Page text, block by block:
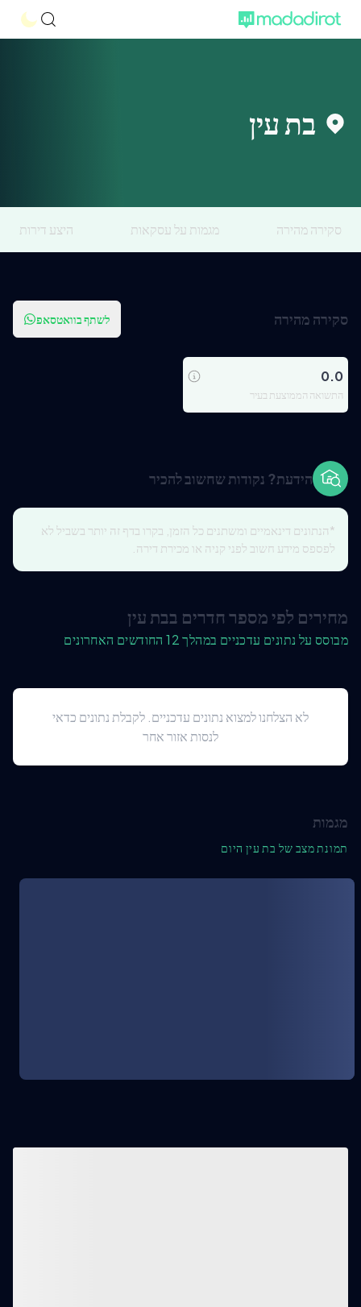
בת עין
סקירה מהירה מגמות על עסקאות היצע דירות
סקירה מהירה לשתף בוואטסאפ
0.0
התשואה הממוצעת בעיר
הידעת? נקודות שחשוב להכיר
*הנתונים דינאמיים ומשתנים כל הזמן, בקרו בדף זה יותר בשביל לא
לפספס מידע חשוב לפני קניה או מכירת דירה.
מחירים לפי מספר חדרים בבת עין
מבוסס על נתונים עדכניים במהלך 12 החודשים האחרונים
לא הצלחנו למצוא נתונים עדכניים. לקבלת נתונים כדאי
לנסות אזור אחר
מגמות
תמונת מצב של בת עין היום